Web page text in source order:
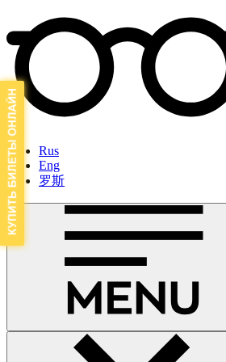
Rus
Eng
罗斯